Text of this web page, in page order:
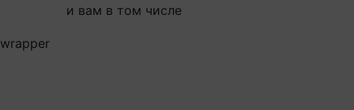
и вам в том числе